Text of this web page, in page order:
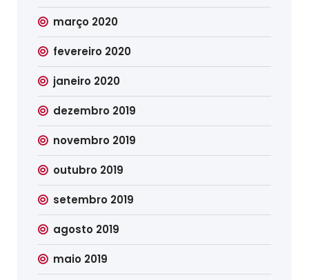
março 2020
fevereiro 2020
janeiro 2020
dezembro 2019
novembro 2019
outubro 2019
setembro 2019
agosto 2019
maio 2019